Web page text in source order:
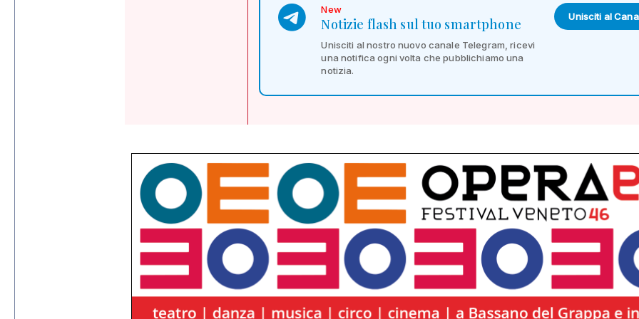
New
Notizie flash sul tuo smartphone
Unisciti al nostro nuovo canale Telegram, ricevi
una notifica ogni volta che pubblichiamo una
notizia.
Unisciti al